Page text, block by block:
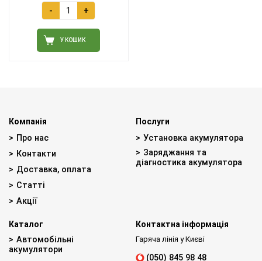
- +
У КОШИК
Компанія
Про нас
Контакти
Доставка, оплата
Статті
Акції
Послуги
Установка акумулятора
Заряджання та
діагностика акумулятора
Каталог
Автомобільні
акумулятори
Контактна інформація
Гаряча лінія у Києві
(050) 845 98 48